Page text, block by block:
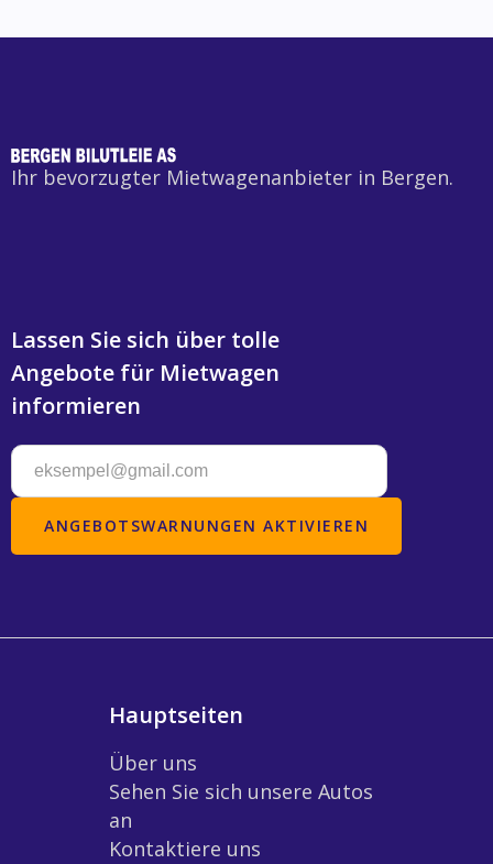
Ihr bevorzugter Mietwagenanbieter in Bergen.
Lassen Sie sich über tolle
Angebote für Mietwagen
informieren
Hauptseiten
Über uns
Sehen Sie sich unsere Autos
an
Kontaktiere uns